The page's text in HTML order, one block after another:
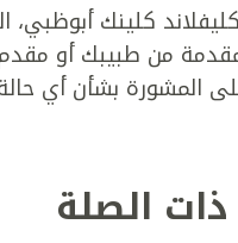
كلينك أبوظبي،
من طبيبك أو
المشورة بشأن أي
الصلة